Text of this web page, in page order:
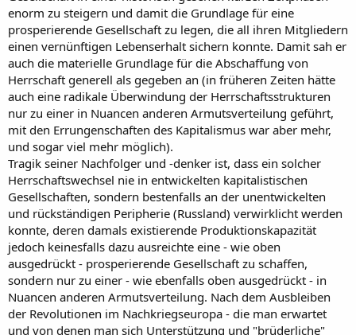
enorm zu steigern und damit die Grundlage für eine
prosperierende Gesellschaft zu legen, die all ihren Mitgliedern
einen vernünftigen Lebenserhalt sichern konnte. Damit sah er
auch die materielle Grundlage für die Abschaffung von
Herrschaft generell als gegeben an (in früheren Zeiten hätte
auch eine radikale Überwindung der Herrschaftsstrukturen
nur zu einer in Nuancen anderen Armutsverteilung geführt,
mit den Errungenschaften des Kapitalismus war aber mehr,
und sogar viel mehr möglich).
Tragik seiner Nachfolger und -denker ist, dass ein solcher
Herrschaftswechsel nie in entwickelten kapitalistischen
Gesellschaften, sondern bestenfalls an der unentwickelten
und rückständigen Peripherie (Russland) verwirklicht werden
konnte, deren damals existierende Produktionskapazität
jedoch keinesfalls dazu ausreichte eine - wie oben
ausgedrückt - prosperierende Gesellschaft zu schaffen,
sondern nur zu einer - wie ebenfalls oben ausgedrückt - in
Nuancen anderen Armutsverteilung. Nach dem Ausbleiben
der Revolutionen im Nachkriegseuropa - die man erwartet
und von denen man sich Unterstützung und "brüderliche"